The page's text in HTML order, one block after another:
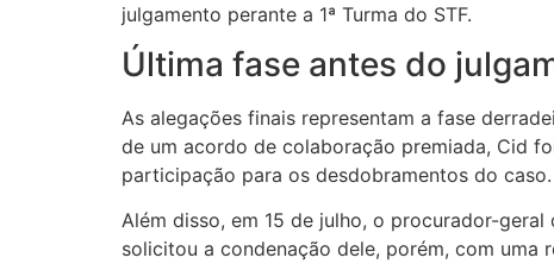
julgamento perante a 1ª Turma do STF.
Última fase antes do
As alegações finais representam a fase
de um acordo de colaboração premiada, Cid
participação para os desdobramentos do caso.
Além disso, em 15 de julho, o procurador-
solicitou a condenação dele, porém, com uma